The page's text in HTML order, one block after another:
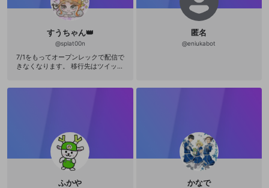
すうちゃん👑
@splat00n
7/1をもってオープンレックで配信で
きなくなります。 移行先はツイッチ
匿名
@eniukabot
ふかや かなで